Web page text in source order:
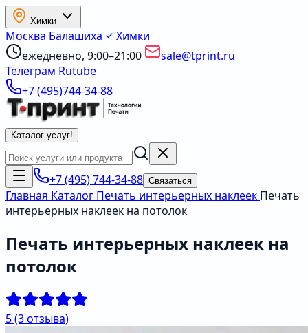
Химки
Москва Балашиха
Химки
ежедневно, 9:00–21:00
sale@tprint.ru
Телеграм Rutube
+7 (495)744-34-88
Каталог услуг!
+7 (495) 744-34-88 Связаться
Главная Каталог Печать интерьерных наклеек Печать
интерьерных наклеек на потолок
Печать интерьерных наклеек на
потолок
5(3 отзыва)